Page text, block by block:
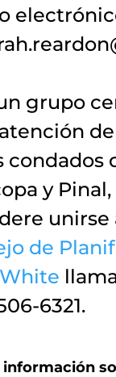
grupo
condados
y Pinal,
unirse
de
6321.
información